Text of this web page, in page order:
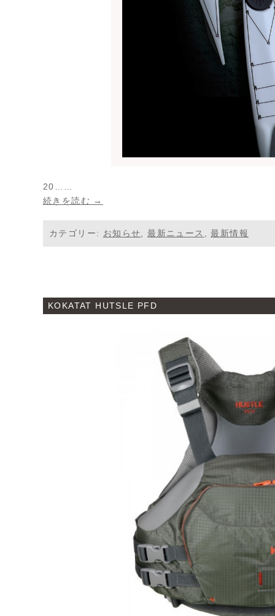
20……
続きを読む →
カテゴリー: お知らせ ,最新ニュース ,最新情報
KOKATAT HUTSLE PFD